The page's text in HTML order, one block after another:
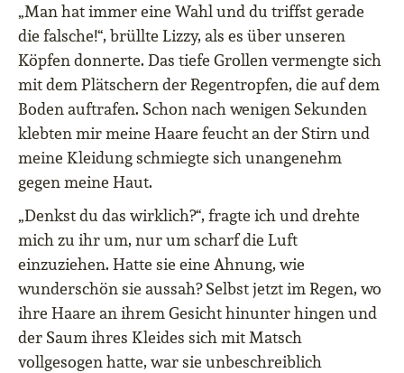
„Man hat immer eine Wahl und du triffst gerade
die falsche!“, brüllte Lizzy, als es über unseren
Köpfen donnerte. Das tiefe Grollen vermengte sich
mit dem Plätschern der Regentropfen, die auf dem
Boden auftrafen. Schon nach wenigen Sekunden
klebten mir meine Haare feucht an der Stirn und
meine Kleidung schmiegte sich unangenehm
gegen meine Haut.
„Denkst du das wirklich?“, fragte ich und drehte
mich zu ihr um, nur um scharf die Luft
einzuziehen. Hatte sie eine Ahnung, wie
wunderschön sie aussah? Selbst jetzt im Regen, wo
ihre Haare an ihrem Gesicht hinunter hingen und
der Saum ihres Kleides sich mit Matsch
vollgesogen hatte, war sie unbeschreiblich